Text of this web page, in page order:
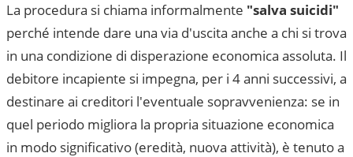
La procedura si chiama informalmente "salva suicidi"
perché intende dare una via d'uscita anche a chi si trova
in una condizione di disperazione economica assoluta. Il
debitore incapiente si impegna, per i 4 anni successivi, a
destinare ai creditori l'eventuale sopravvenienza: se in
quel periodo migliora la propria situazione economica
in modo significativo (eredità, nuova attività), è tenuto a